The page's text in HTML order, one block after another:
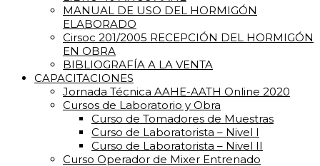
MANUAL DE USO DEL HORMIGÓN
ELABORADO
Cirsoc 201/2005 RECEPCIÓN DEL HORMIGÓN
EN OBRA
BIBLIOGRAFÍA A LA VENTA
CAPACITACIONES
Jornada Técnica AAHE-AATH Online 2020
Cursos de Laboratorio y Obra
Curso de Tomadores de Muestras
Curso de Laboratorista – Nivel I
Curso de Laboratorista – Nivel II
Curso Operador de Mixer Entrenado